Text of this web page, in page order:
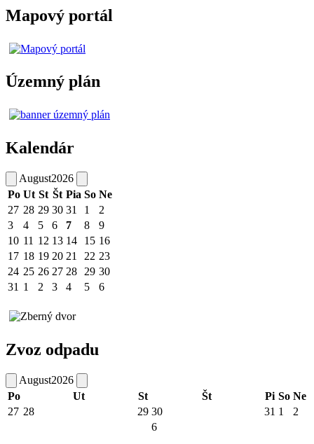
Mapový portál
Územný plán
Kalendár
August2026
Po Ut St Št Pia So Ne
27 28 29 30 31 1
2
3
4 5 6 7 8
9
10 11 12 13 14 15 16
17 18 19 20 21 22 23
24 25 26 27 28 29 30
31 1 2 3 4 5 6
Zvoz odpadu
August2026
Po
Ut St Št Pi So Ne
27 28 29 30 31 1 2
6